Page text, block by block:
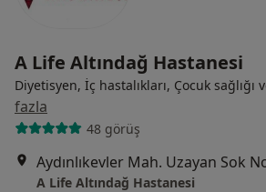
A Life Altındağ Hastanesi
Diyetisyen, İç hastalıkları, Çocuk sağlığı
fazla
48 görüş
A Life Altındağ Hastanesi